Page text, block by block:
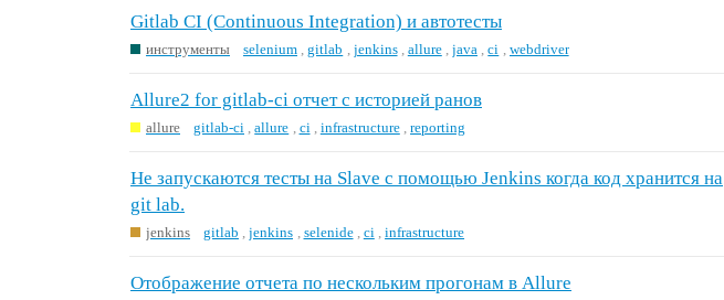
Gitlab CI (Continuous Integration) и автотесты
инструменты selenium ,gitlab jenkins allure ,java ,ci webdriver
Allure2 for gitlab-ci отчет с историей ранов
allure gitlab-ci ,allure ci infrastructure ,reporting
Не запускаются тесты на Slave с помощью Jenkins когда код хранится на
git lab.
jenkins gitlab ,jenkins selenide ci ,infrastructure
Отображение отчета по нескольким прогонам в Allure